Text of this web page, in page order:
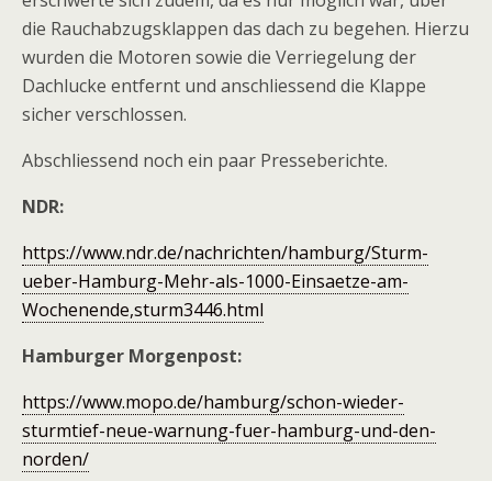
die Rauchabzugsklappen das dach zu begehen. Hierzu
wurden die Motoren sowie die Verriegelung der
Dachlucke entfernt und anschliessend die Klappe
sicher verschlossen.
Abschliessend noch ein paar Presseberichte.
NDR:
https://www.ndr.de/nachrichten/hamburg/Sturm-
ueber-Hamburg-Mehr-als-1000-Einsaetze-am-
Wochenende,sturm3446.html
Hamburger Morgenpost:
https://www.mopo.de/hamburg/schon-wieder-
sturmtief-neue-warnung-fuer-hamburg-und-den-
norden/